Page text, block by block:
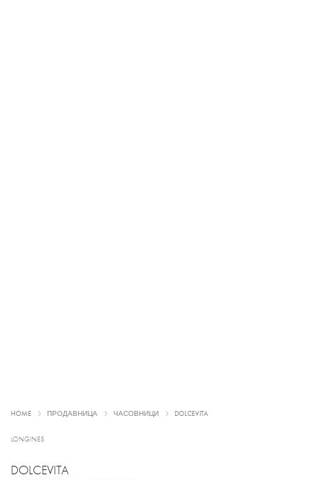
HOME ПРОДАВНИЦА ЧАСОВНИЦИ DOLCEVITA
LONGINES
DOLCEVITA